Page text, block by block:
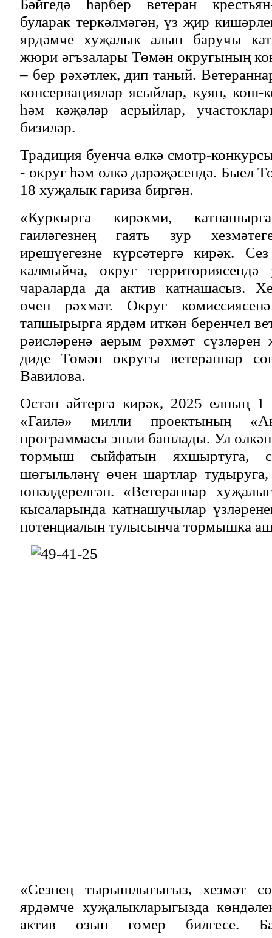
Бәйгедә һәрбер ветеран
буларак теркәлмәгән, үз җир
ярдәмче хуҗалык алып баручы
жюри әгъзалары Төмән округының
– бер рәхәтлек, дип таный.
консервацияләр ясыйлар, куян, кош-
һәм кәҗәләр асрыйлар,
бизиләр.
Традиция буенча өлкә смотр-
- округ һәм өлкә дәрәҗәсендә. Быел
18 хуҗалык гариза биргән.
«Куркырга кирәкми,
гаиләгезнең гаять зур
ирешүегезне күрсәтергә кирәк.
калмыйча, округ
чараларда да актив катнашасыз.
өчен рәхмәт. Округ
тапшырырга ярдәм иткән беренчел
рәисләренә аерым рәхмәт сүзләрен
диде Төмән округы ветераннар
Вавилова.
Өстәп әйтергә кирәк, 2025 елның 1
«Гаилә» милли проектының
программасы эшли башлады. Ул өлкән
тормыш сыйфатын яхшыртуга,
шөгыльләнү өчен шартлар
юнәлдерелгән. «Ветераннар
кысаларында катнашучылар
потенциалын тулысынча тормышка
«Сезнең тырышлыгыгыз, хезмәт
ярдәмче хуҗалыкларыгызда
актив озын гомер билгесе.